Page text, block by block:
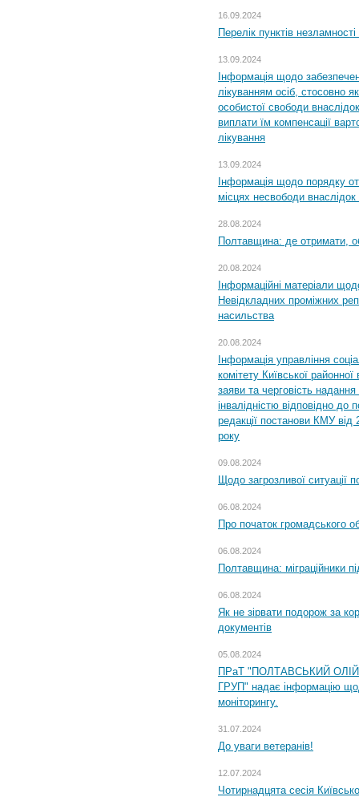
16.09.2024
Перелік пунктів
13.09.2024
Інформація щодо
лікуванням осіб, стосовно
особистої свободи
виплати їм компенсації
лікування
13.09.2024
Інформація щодо порядку
місцях несвободи внаслідок
28.08.2024
Полтавщина: де отримати,
20.08.2024
Інформаційні матеріали
Невідкладних проміжних
насильства
20.08.2024
Інформація управління
комітету Київської
заяви та черговість надання
інвалідністю відповідно
редакції постанови КМУ
року
09.08.2024
Щодо загрозливої ситуації
06.08.2024
Про початок громадського
06.08.2024
Полтавщина: міграційники
06.08.2024
Як не зірвати подорож за
документів
05.08.2024
ПРаТ "ПОЛТАВСЬКИЙ
ГРУП" надає інформацію
моніторингу.
31.07.2024
До уваги ветеранів!
12.07.2024
Чотирнадцята сесія